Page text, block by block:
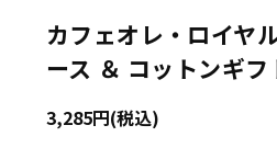
カフェオレ・ロイヤ
ース ＆ コットンギ
3,285円(税込)